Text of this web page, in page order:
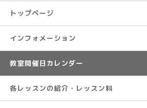
トップページ
インフォメーション
教室開催日カレンダー
各レッスンの紹介・レッスン料